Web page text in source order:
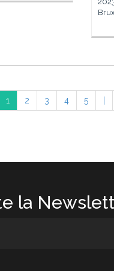
1 2 3 4 5
la